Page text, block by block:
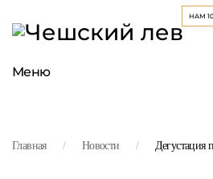
Меню
Главная Новости Дегустация